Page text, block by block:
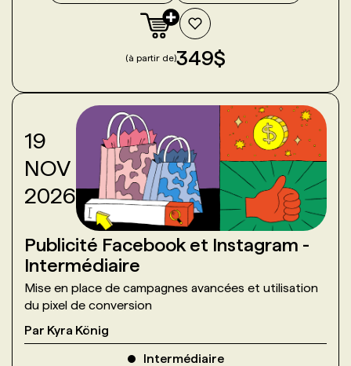
(à partir de)349$
19
NOV
2026
Publicité Facebook et Instagram -
Intermédiaire
Mise en place de campagnes avancées et utilisation
du pixel de conversion
Par Kyra König
Intermédiaire